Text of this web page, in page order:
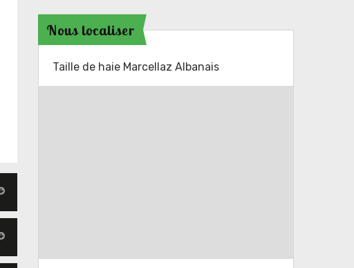
Nous localiser
Taille de haie Marcellaz Albanais